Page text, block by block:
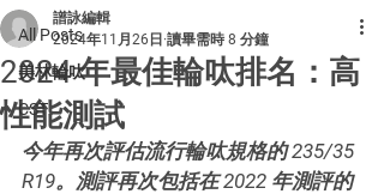
All Posts
美林輪呔
CST
2024 年最佳輪呔排名：高
性能測試
譜詠編輯
2024年11月26日 讀畢需時 8 分鐘
今年再次評估流行輪呔規格的 235/35
R19。測評再次包括在 2022 年測評的